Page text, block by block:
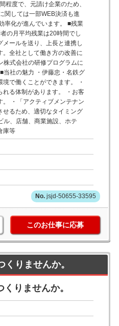
程度で、元請け企業のため、
関しては一部WEB決済も進
率化が進んでいます。 ■残業
の月平均残業は20時間でし
ールを送り、上長と連携し
全社として働き方の改善に
株式会社の研修プログラムに
当社の魅力 ・伊藤忠・名鉄グ
で働くことができます。 ・
る体制があります。 ・お客
・「アクティブメンテナン
せるため、適切なタイミング
ル、店舗、商業施設、ホテ
庫等
jsjd-50655-33595
このお仕事に応募
りませんか。
りませんか。